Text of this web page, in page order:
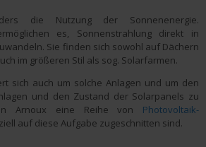
die Nutzung der Sonnenenergie.
es, Sonnenstrahlung direkt in
Sie finden sich sowohl auf Dächern
im größeren Stil als sog. Solarfarmen.
sich auch um solche Anlagen und um den
und den Zustand der Solarpanels zu
Arnoux eine Reihe von Photovoltaik-
auf diese Aufgabe zugeschnitten sind.